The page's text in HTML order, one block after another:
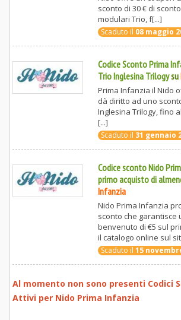
sconto di 30 € di
modulari Trio, f[...]
Scaduto il 08 maggio
Codice Sconto Prima
Trio Inglesina Trilogysu
Prima Infanzia il Nido
dà diritto ad uno
Inglesina Trilogy, fino
[...]
Scaduto il 31 gennaio
Codice sconto Nido
primo acquisto di
Infanzia
Nido Prima Infanzia
sconto che garantisce
benvenuto di €5 sul
il catalogo online sul
Scaduto il 15
Al momento non sono presenti Codici
Attivi per Nido Prima Infanzia